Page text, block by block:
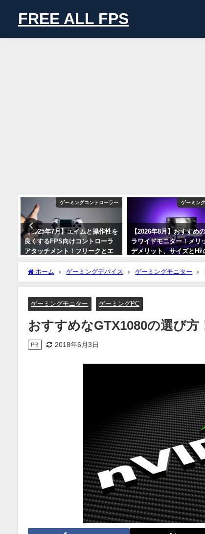
FREE ALL FPS
ゲーミングコントローラー
【2025年7月】エイムと操作性を
良くするFPS向けコントローラ
アタッチメント！フリークとエ
イムリングのメリットについ
て！【PS4/PS5】
ゲーミン
【2026年8月】おすすめ
ラワイドモニター！メリ
デメリット、サイズとHz
や実際の使用感について
2026年8月6日
ホーム ゲーミングデバイス ゲーミングモニター
ゲーミングモニター ゲーミングPC
おすすめなGTX1080の選び
PR 2018年6月3日